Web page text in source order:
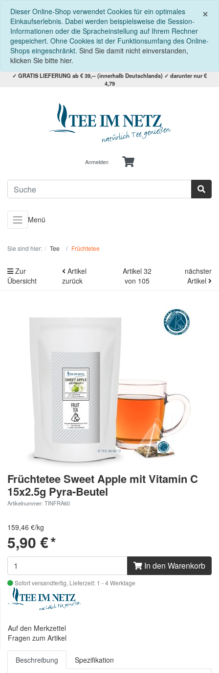
×
Dieser Online-Shop verwendet Cookies für ein optimales
Einkaufserlebnis. Dabei werden beispielsweise die Session-
Informationen oder die Spracheinstellung auf Ihrem Rechner
gespeichert. Ohne Cookies ist der Funktionsumfang des Online-
Shops eingeschränkt. Sind Sie damit nicht einverstanden,
klicken Sie bitte hier.
✓ GRATIS LIEFERUNG ab € 39,-- (innerhalb Deutschlands) ✓ darunter nur €
4,79
Anmelden
Menü
Sie sind hier: Tee Früchtetee
Zur
Übersicht
Artikel
zurück
Artikel 32
von 105
nächster
Artikel
Früchtetee Sweet Apple mit Vitamin C
15x2.5g Pyra-Beutel
Artikelnummer: TINFRA60
159,46 €/kg
5,90 €*
In den Warenkorb
Sofort versandfertig, Lieferzeit: 1 - 4 Werktage
Auf den Merkzettel
Fragen zum Artikel
Beschreibung
Spezifikation